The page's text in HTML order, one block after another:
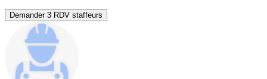
Demander 3 RDV staffeurs